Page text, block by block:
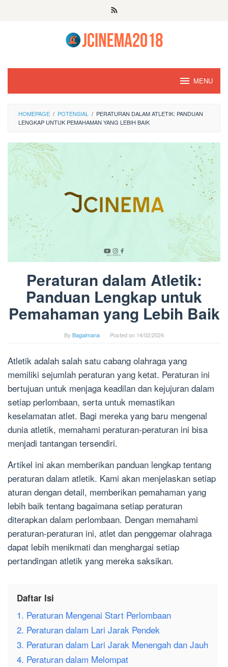
MENU
HOMEPAGE / POTENSIAL / PERATURAN DALAM ATLETIK: PANDUAN
LENGKAP UNTUK PEMAHAMAN YANG LEBIH BAIK
Peraturan dalam Atletik:
Panduan Lengkap untuk
Pemahaman yang Lebih Baik
By Bagaimana Posted on 14/02/2024
Atletik adalah salah satu cabang olahraga yang
memiliki sejumlah peraturan yang ketat. Peraturan ini
bertujuan untuk menjaga keadilan dan kejujuran dalam
setiap perlombaan, serta untuk memastikan
keselamatan atlet. Bagi mereka yang baru mengenal
dunia atletik, memahami peraturan-peraturan ini bisa
menjadi tantangan tersendiri.
Artikel ini akan memberikan panduan lengkap tentang
peraturan dalam atletik. Kami akan menjelaskan setiap
aturan dengan detail, memberikan pemahaman yang
lebih baik tentang bagaimana setiap peraturan
diterapkan dalam perlombaan. Dengan memahami
peraturan-peraturan ini, atlet dan penggemar olahraga
dapat lebih menikmati dan menghargai setiap
pertandingan atletik yang mereka saksikan.
Daftar Isi
1. Peraturan Mengenai Start Perlombaan
2. Peraturan dalam Lari Jarak Pendek
3. Peraturan dalam Lari Jarak Menengah dan Jauh
4. Peraturan dalam Melompat